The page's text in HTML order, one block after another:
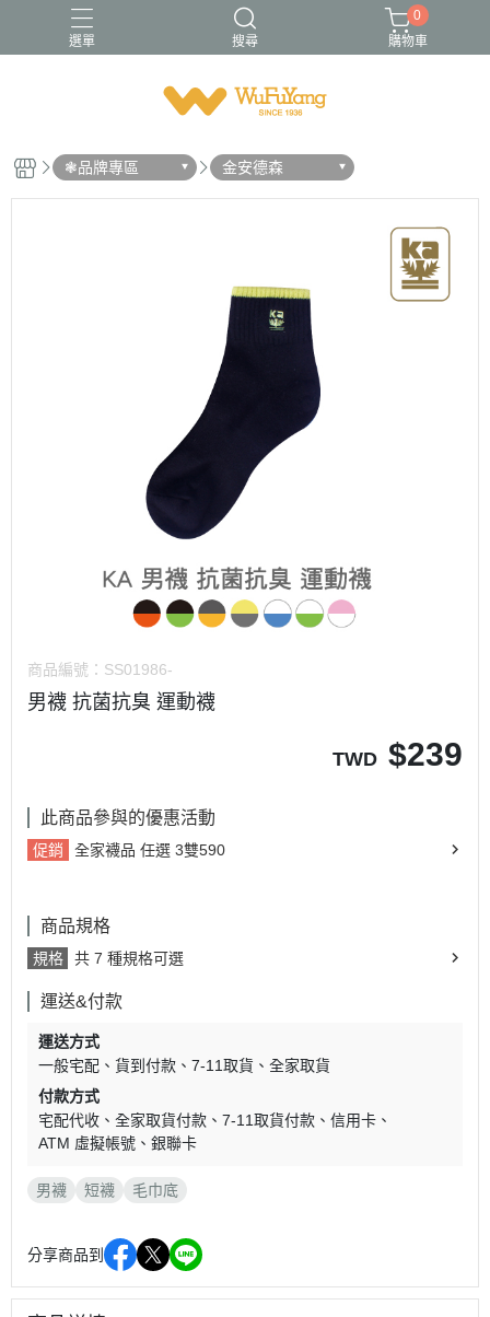
選單 搜尋
0
購物車
❃品牌專區 金安德森
商品編號： SS01986-
男襪 抗菌抗臭 運動襪
TWD $239
此商品參與的優惠活動
促銷 全家襪品 任選 3雙590
商品規格
規格 共 7 種規格可選
運送&付款
運送方式
一般宅配
貨到付款 7-11取貨
全家取貨
付款方式
宅配代收
全家取貨付款 7-11取貨付款
信用卡
ATM 虛擬帳號
銀聯卡
男襪 短襪 毛巾底
分享商品到